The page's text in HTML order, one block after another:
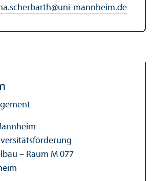
@uni-mannheim.de
– Raum M 077